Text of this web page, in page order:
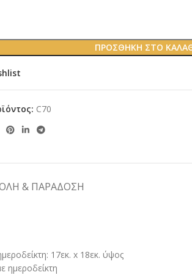
ΠΡΟΣΘΉΚΗ ΣΤΟ
C70
& ΠΑΡΆΔΟΣΗ
17εκ. x 18εκ. ύψος
ημεροδείκτη